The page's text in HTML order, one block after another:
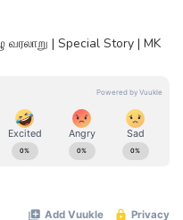
| Special Story | MK